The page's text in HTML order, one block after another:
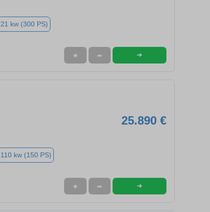
kw (300 PS)
★ ➦ ➜
25.890 €
110 kw (150 PS)
★ ➦ ➜